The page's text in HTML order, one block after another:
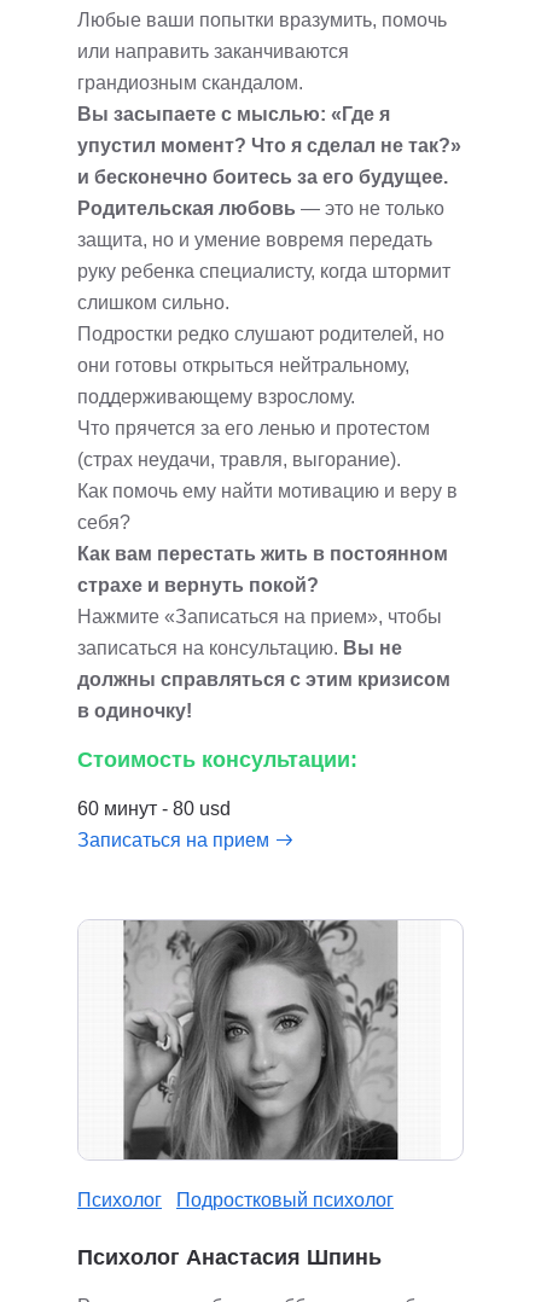
Любые ваши попытки вразумить, помочь
или направить заканчиваются
грандиозным скандалом.
Вы засыпаете с мыслью: «Где я
упустил момент? Что я сделал не так?»
и бесконечно боитесь за его будущее.
Родительская любовь — это не только
защита, но и умение вовремя передать
руку ребенка специалисту, когда штормит
слишком сильно.
Подростки редко слушают родителей, но
они готовы открыться нейтральному,
поддерживающему взрослому.
Что прячется за его ленью и протестом
(страх неудачи, травля, выгорание).
Как помочь ему найти мотивацию и веру в
себя?
Как вам перестать жить в постоянном
страхе и вернуть покой?
Нажмите «Записаться на прием», чтобы
записаться на консультацию. Вы не
должны справляться с этим кризисом
в одиночку!
Стоимость консультации:
60 минут - 80 usd
Записаться на прием
Психолог Подростковый психолог
Психолог Анастасия Шпинь